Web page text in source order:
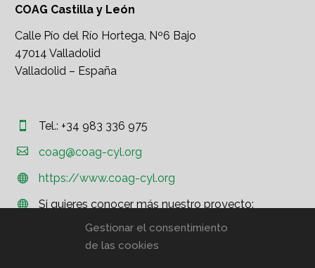
Gestionar el consentimiento
de las cookies
COAG Castilla y León
Calle Pío del Río Hortega, Nº6 Bajo
47014 Valladolid
Valladolid – España

 Tel.: +34 983 336 975

 coag@coag-cyl.org

 https://www.coag-cyl.org


Si quieres conocer más nuestro proyecto:
http://www.coag.org